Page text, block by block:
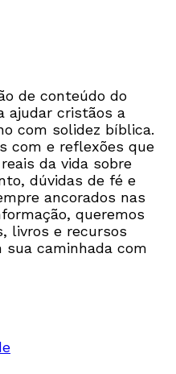
de conteúdo do
ajudar cristãos a
com solidez bíblica.
com e reflexões que
da vida sobre
dúvidas de fé e
ancorados nas
queremos
livros e recursos
caminhada com